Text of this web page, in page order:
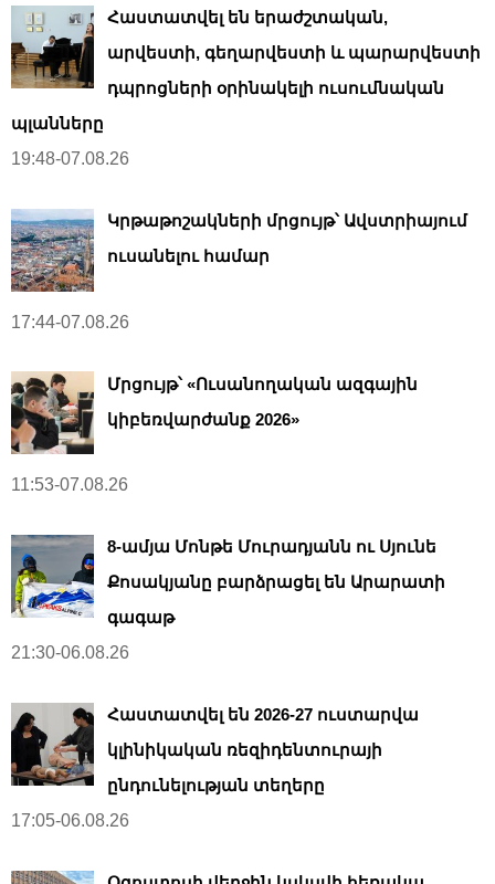
Հաստատվել են երաժշտական,
արվեստի, գեղարվեստի և պարարվեստի
դպրոցների օրինակելի ուսումնական
պլանները
19:48-07.08.26
Կրթաթոշակների մրցույթ՝ Ավստրիայում
ուսանելու համար
17:44-07.08.26
Մրցույթ՝ «Ուսանողական ազգային
կիբեռվարժանք 2026»
11:53-07.08.26
8-ամյա Մոնթե Մուրադյանն ու Սյունե
Քոսակյանը բարձրացել են Արարատի
գագաթ
21:30-06.08.26
Հաստատվել են 2026-27 ուստարվա
կլինիկական ռեզիդենտուրայի
ընդունելության տեղերը
17:05-06.08.26